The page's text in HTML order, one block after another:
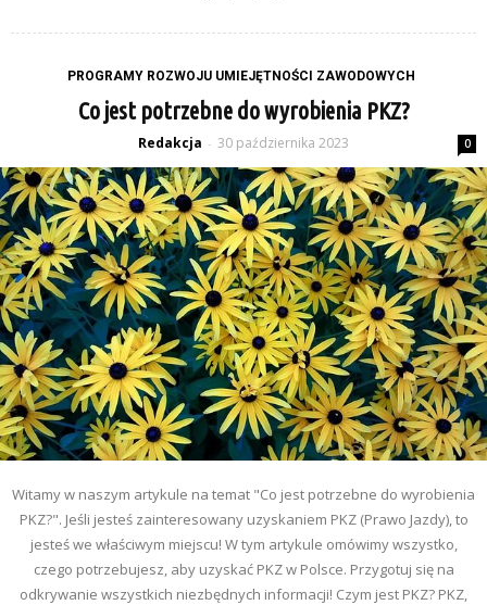
PROGRAMY ROZWOJU UMIEJĘTNOŚCI ZAWODOWYCH
Co jest potrzebne do wyrobienia PKZ?
Redakcja - 30 października 2023 0
Witamy w naszym artykule na temat "Co jest potrzebne do wyrobienia
PKZ?". Jeśli jesteś zainteresowany uzyskaniem PKZ (Prawo Jazdy), to
jesteś we właściwym miejscu! W tym artykule omówimy wszystko,
czego potrzebujesz, aby uzyskać PKZ w Polsce. Przygotuj się na
odkrywanie wszystkich niezbędnych informacji! Czym jest PKZ? PKZ,